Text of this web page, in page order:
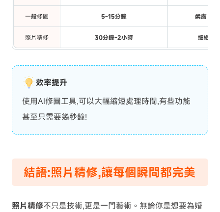
一般修圖 5-15分鐘 柔膚、
照片精修 30分鐘-2小時 細緻處
效率提升
使用AI修圖工具,可以大幅縮短處理時間,有些功能
甚至只需要幾秒鐘!
結語:照片精修,讓每個瞬間都完美
照片精修不只是技術,更是一門藝術。無論你是想要為婚